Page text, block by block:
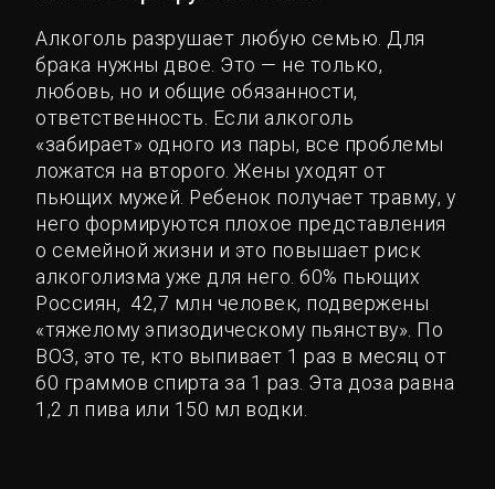
Алкоголь разрушает любую семью. Для
брака нужны двое. Это — не только,
любовь, но и общие обязанности,
ответственность. Если алкоголь
«забирает» одного из пары, все проблемы
ложатся на второго. Жены уходят от
пьющих мужей. Ребенок получает травму, у
него формируются плохое представления
о семейной жизни и это повышает риск
алкоголизма уже для него. 60% пьющих
Россиян, 42,7 млн человек, подвержены
«тяжелому эпизодическому пьянству». По
ВОЗ, это те, кто выпивает 1 раз в месяц от
60 граммов спирта за 1 раз. Эта доза равна
1,2 л пива или 150 мл водки.